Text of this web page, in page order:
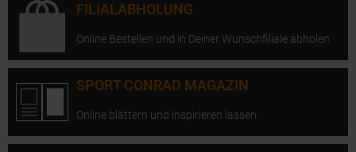
FILIALABHOLUNG
Online Bestellen und in Deiner Wunschfiliale abholen.
SPORT CONRAD MAGAZIN
Online blättern und inspirieren lassen.